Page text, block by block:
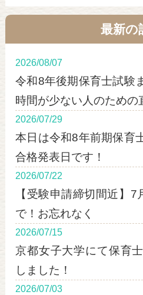
最新の
2026/08/07
令和8年後期保育士試験
時間が少ない人のための
2026/07/29
本日は令和8年前期保育
合格発表日です！
2026/07/22
【受験申請締切間近】
で！お忘れなく
2026/07/15
京都女子大学にて保育
しました！
2026/07/03